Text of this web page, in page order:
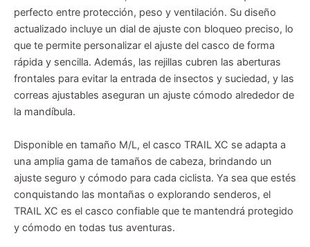
perfecto entre protección, peso y ventilación. Su diseño
actualizado incluye un dial de ajuste con bloqueo preciso, lo
que te permite personalizar el ajuste del casco de forma
rápida y sencilla. Además, las rejillas cubren las aberturas
frontales para evitar la entrada de insectos y suciedad, y las
correas ajustables aseguran un ajuste cómodo alrededor de
la mandíbula.
Disponible en tamaño M/L, el casco TRAIL XC se adapta a
una amplia gama de tamaños de cabeza, brindando un
ajuste seguro y cómodo para cada ciclista. Ya sea que estés
conquistando las montañas o explorando senderos, el
TRAIL XC es el casco confiable que te mantendrá protegido
y cómodo en todas tus aventuras.